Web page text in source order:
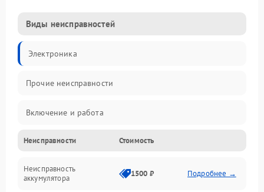
Виды неисправностей
Электроника
Прочие неисправности
Включение и работа
Работа с нагрузкой
Звук и индикация
Неисправности Стоимость
Неисправность
аккумулятора
1500 ₽ Подробнее →